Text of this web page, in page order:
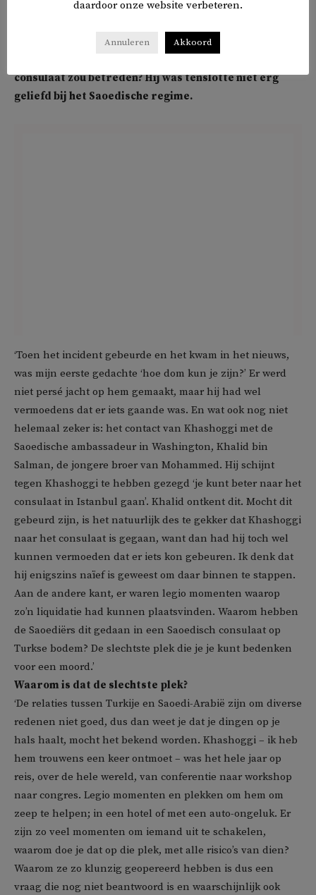
Had Khashoggi kunnen vermoeden dat er iets
consulaat zou betreden? Hij was tenslotte niet erg
geliefd bij het Saoedische regime.
‘Toen het incident gebeurde en het kwam in het nieuws,
was mijn eerste gedachte ‘hoe dom kun je zijn?’ Er werd
niet persé jacht op hem gemaakt, maar hij had wel
vermoedens dat er iets gaande was. En wat ook nog niet
helemaal zeker is: het contact van Khashoggi met de
Saoedische ambassadeur in Washington, Khalid bin
Salman, de jongere broer van Mohammed. Hij schijnt
tegen Khashoggi te hebben gezegd ‘je kunt beter naar het
consulaat in Istanbul gaan’. Khalid ontkent dit. Mocht dit
gebeurd zijn, is het natuurlijk des te gekker dat Khashoggi
naar het consulaat is gegaan, want dan had hij toch wel
kunnen vermoeden dat er iets kon gebeuren. Ik denk dat
hij enigszins naïef is geweest om daar binnen te stappen.
Aan de andere kant, er waren legio momenten waarop
zo’n liquidatie had kunnen plaatsvinden. Waarom hebben
de Saoediërs dit gedaan in een Saoedisch consulaat op
Turkse bodem? De slechtste plek die je je kunt bedenken
voor een moord.’
Waarom is dat de slechtste plek?
‘De relaties tussen Turkije en Saoedi-Arabië zijn om diverse
redenen niet goed, dus dan weet je dat je dingen op je
hals haalt, mocht het bekend worden. Khashoggi – ik heb
hem trouwens een keer ontmoet – was het hele jaar op
reis, over de hele wereld, van conferentie naar workshop
naar congres. Legio momenten en plekken om hem om
zeep te helpen; in een hotel of met een auto-ongeluk. Er
zijn zo veel momenten om iemand uit te schakelen,
waarom doe je dat op die plek, met alle risico’s van dien?
Waarom ze zo klunzig geopereerd hebben is dus een
vraag die nog niet beantwoord is en waarschijnlijk ook
daardoor onze website verbeteren.
Annuleren Akkoord